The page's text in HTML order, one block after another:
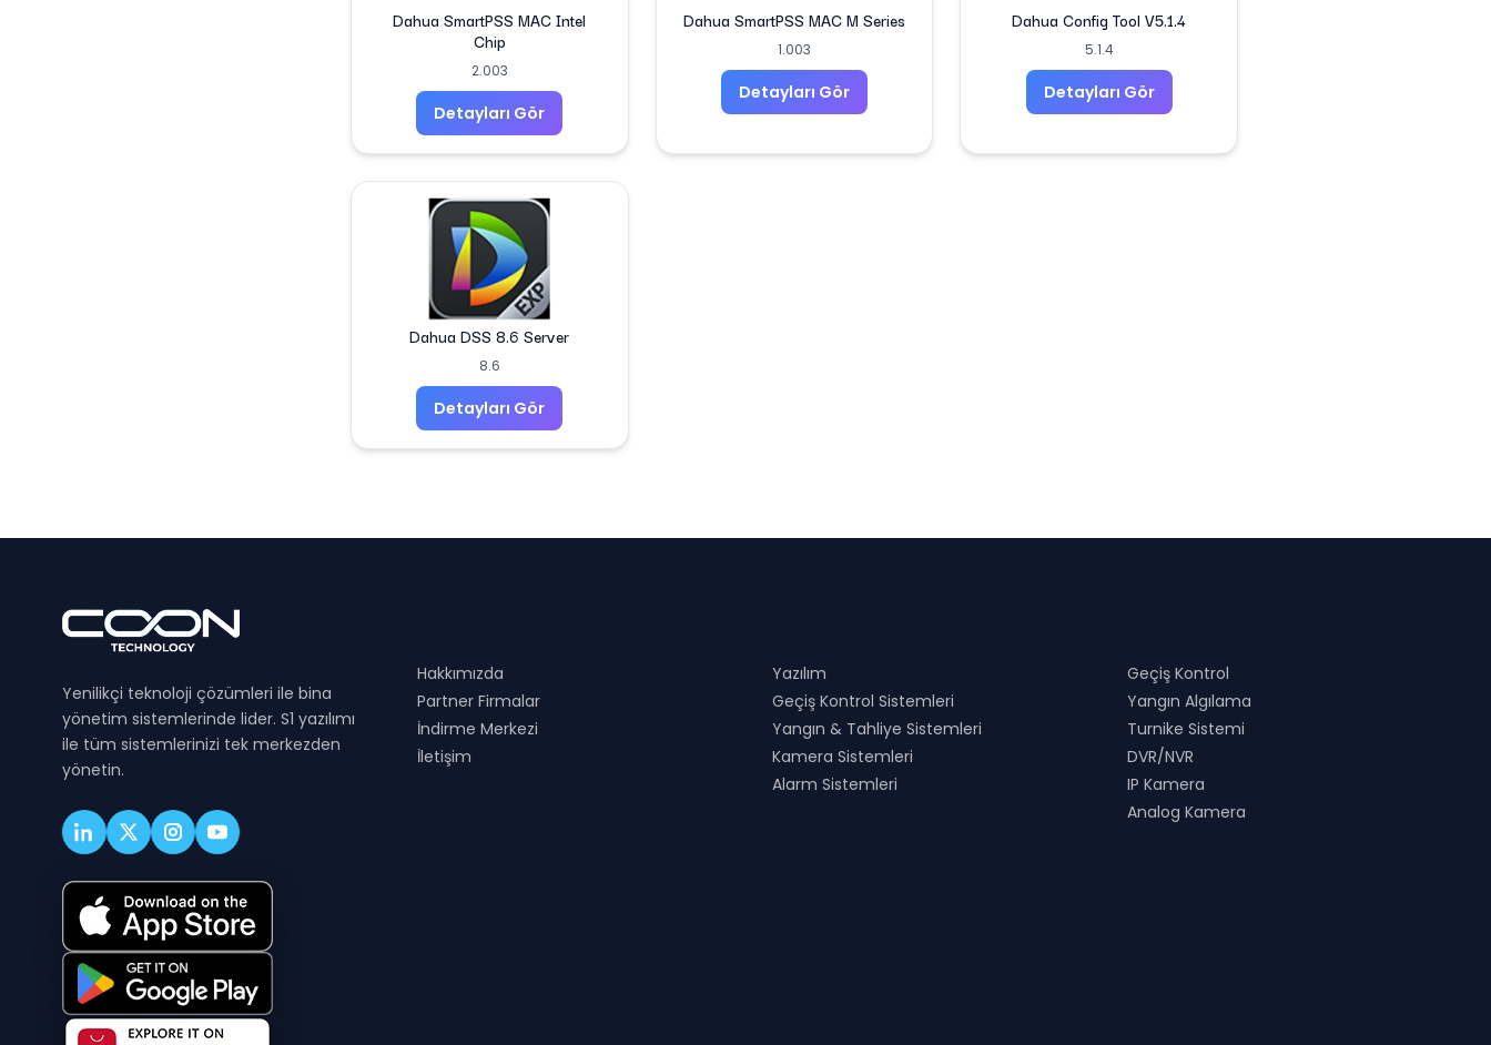
Dahua SmartPSS MAC Intel
Chip
2.003
Detayları Gör
Dahua SmartPSS MAC M Series
1.003
Detayları Gör
Dahua Config Tool V5.1.4
5.1.4
Detayları Gör
Dahua DSS 8.6 Server
8.6
Detayları Gör
Yenilikçi teknoloji çözümleri ile bina
yönetim sistemlerinde lider. S1 yazılımı
ile tüm sistemlerinizi tek merkezden
yönetin.
Hakkımızda
Partner Firmalar
İndirme Merkezi
İletişim
Yazılım
Geçiş Kontrol Sistemleri
Yangın & Tahliye Sistemleri
Kamera Sistemleri
Alarm Sistemleri
Geçiş Kontrol
Yangın Algılama
Turnike Sistemi
DVR/NVR
IP Kamera
Analog Kamera